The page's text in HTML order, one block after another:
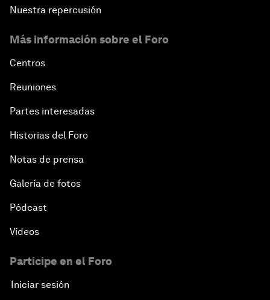
Leadership Imperative: Making Reforms Work
Embracing Disruption
Overcoming Inertia: A Talent Revolution
Common Destiny
Enabling a Generational Transformation
Nuestra repercusión
Más información sobre el Foro
Centros
Reuniones
Partes interesadas
Historias del Foro
Notas de prensa
Galería de fotos
Pódcast
Vídeos
Participe en el Foro
Iniciar sesión